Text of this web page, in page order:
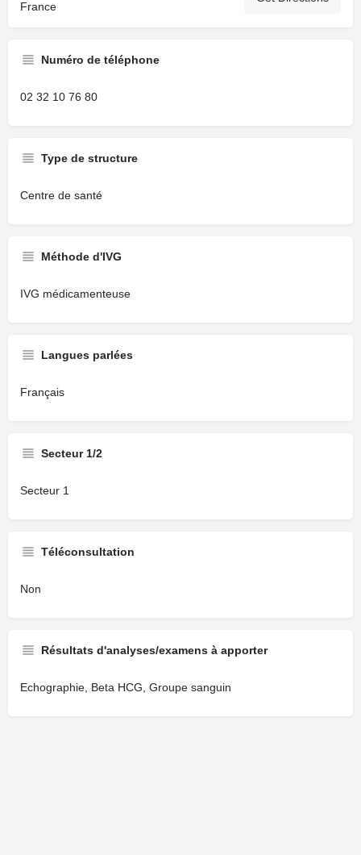
France
Numéro de téléphone
02 32 10 76 80
Type de structure
Centre de santé
Méthode d'IVG
IVG médicamenteuse
Langues parlées
Français
Secteur 1/2
Secteur 1
Téléconsultation
Non
Résultats d'analyses/examens à apporter
Echographie, Beta HCG, Groupe sanguin